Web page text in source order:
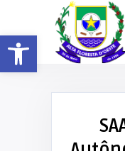
Barra de Ferramentas Aberta